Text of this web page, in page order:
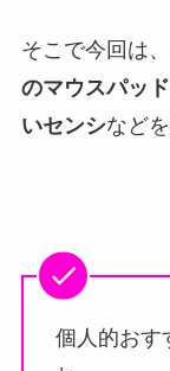
そこで今回は、
のマウスパッド
いセンシなど
個人的おす